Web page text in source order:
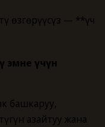
өзгөрүүсүз — **үч
эмне үчүн
башкаруу,
азайтуу жана